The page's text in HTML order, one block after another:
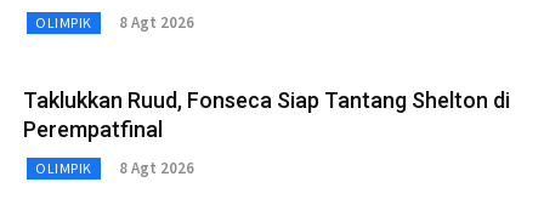
OLIMPIK 8 Agt 2026
Taklukkan Ruud, Fonseca Siap Tantang Shelton di
Perempatfinal
OLIMPIK 8 Agt 2026